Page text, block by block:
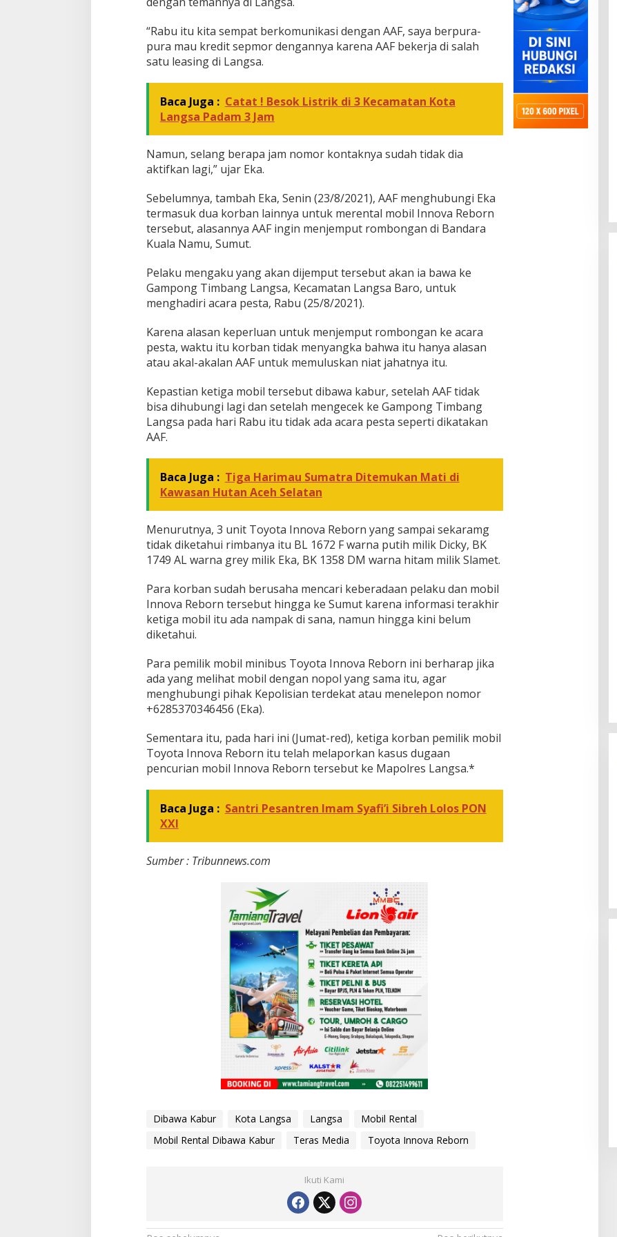
r
“Rabu itu kita sempat berkomunikasi dengan AAF, saya berpura-
pura mau kredit sepmor dengannya karena AAF bekerja di salah
satu leasing di Langsa.
Baca Juga : Catat ! Besok Listrik di 3 Kecamatan Kota
Langsa Padam 3 Jam
Namun, selang berapa jam nomor kontaknya sudah tidak dia
aktifkan lagi,” ujar Eka.
Sebelumnya, tambah Eka, Senin (23/8/2021), AAF menghubungi Eka
termasuk dua korban lainnya untuk merental mobil Innova Reborn
tersebut, alasannya AAF ingin menjemput rombongan di Bandara
Kuala Namu, Sumut.
Pelaku mengaku yang akan dijemput tersebut akan ia bawa ke
Gampong Timbang Langsa, Kecamatan Langsa Baro, untuk
menghadiri acara pesta, Rabu (25/8/2021).
Karena alasan keperluan untuk menjemput rombongan ke acara
pesta, waktu itu korban tidak menyangka bahwa itu hanya alasan
atau akal-akalan AAF untuk memuluskan niat jahatnya itu.
Kepastian ketiga mobil tersebut dibawa kabur, setelah AAF tidak
bisa dihubungi lagi dan setelah mengecek ke Gampong Timbang
Langsa pada hari Rabu itu tidak ada acara pesta seperti dikatakan
AAF.
Baca Juga : Tiga Harimau Sumatra Ditemukan Mati di
Kawasan Hutan Aceh Selatan
Menurutnya, 3 unit Toyota Innova Reborn yang sampai sekaramg
tidak diketahui rimbanya itu BL 1672 F warna putih milik Dicky, BK
1749 AL warna grey milik Eka, BK 1358 DM warna hitam milik Slamet.
Para korban sudah berusaha mencari keberadaan pelaku dan mobil
Innova Reborn tersebut hingga ke Sumut karena informasi terakhir
ketiga mobil itu ada nampak di sana, namun hingga kini belum
diketahui.
Para pemilik mobil minibus Toyota Innova Reborn ini berharap jika
ada yang melihat mobil dengan nopol yang sama itu, agar
menghubungi pihak Kepolisian terdekat atau menelepon nomor
+6285370346456 (Eka).
Sementara itu, pada hari ini (Jumat-red), ketiga korban pemilik mobil
Toyota Innova Reborn itu telah melaporkan kasus dugaan
pencurian mobil Innova Reborn tersebut ke Mapolres Langsa.*
Baca Juga : Santri Pesantren Imam Syafi’i Sibreh Lolos PON
XXI
Sumber : Tribunnews.com
Dibawa Kabur Kota Langsa Langsa
Mobil Rental
Mobil Rental Dibawa Kabur
Teras Media Toyota Innova Reborn
Ikuti Kami